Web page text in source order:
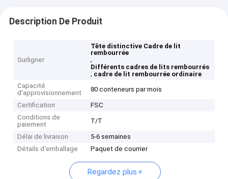
Description De Produit
Surligner
Tête distinctive Cadre de lit
rembourrée
,
Différents cadres de lits rembourrés
, cadre de lit rembourrée ordinaire
Capacité
d'approvisionnement
80 conteneurs par mois
Certification
FSC
Conditions de
paiement
T/T
Délai de livraison
5-6 semaines
Détails d'emballage
Paquet de courrier
Regardez plus